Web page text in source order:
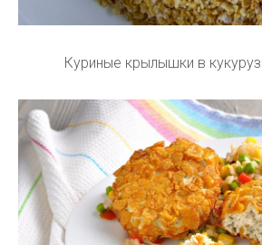
Куриные крылышки в